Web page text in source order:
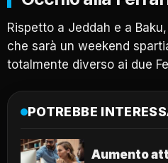
Rispetto a Jeddah e a
che sarà un weekend
totalmente diverso ai due
POTREBBE
Aumento